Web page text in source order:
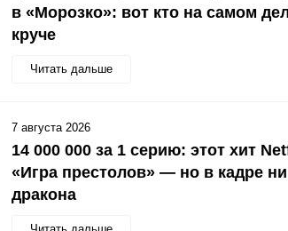
в «Морозко»: вот кто на самом
круче
Читать дальше
14 000 000 за 1 серию: этот хит
«Игра престолов» — но в кадре
дракона
7 августа 2026